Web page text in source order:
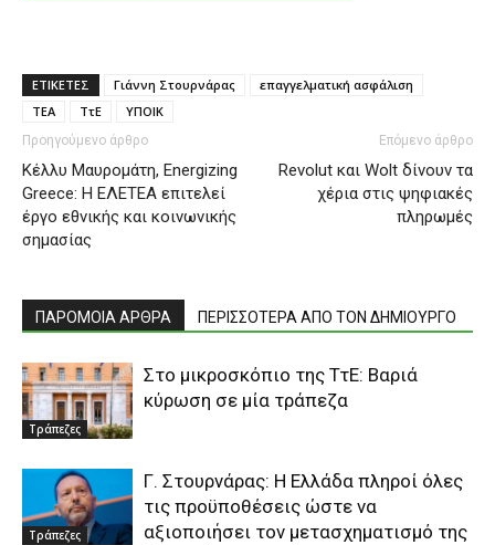
ΕΤΙΚΕΤΕΣ Γιάννη Στουρνάρας
επαγγελματική ασφάλιση
ΤΕΑ
ΤτΕ ΥΠΟΙΚ
Προηγούμενο άρθρο
Κέλλυ Μαυρομάτη, Energizing
Greece: Η ΕΛΕΤΕΑ επιτελεί
έργο εθνικής και κοινωνικής
σημασίας
Επόμενο άρθρο
Revolut και Wolt δίνουν τα
χέρια στις ψηφιακές
πληρωμές
ΠΑΡΟΜΟΙΑ ΑΡΘΡΑ ΠΕΡΙΣΣΟΤΕΡΑ ΑΠΟ ΤΟΝ ΔΗΜΙΟΥΡΓΟ
Τράπεζες
Στο μικροσκόπιο της ΤτΕ: Βαριά
κύρωση σε μία τράπεζα
Τράπεζες
Γ. Στουρνάρας: Η Ελλάδα πληροί όλες
τις προϋποθέσεις ώστε να
αξιοποιήσει τον μετασχηματισμό της